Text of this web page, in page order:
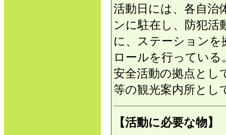
活動日には、各自治
ンに駐在し、防犯活
に、ステーション
ロールを行ってい
安全活動の拠点とし
等の観光案内所とし
【活動に必要な物】